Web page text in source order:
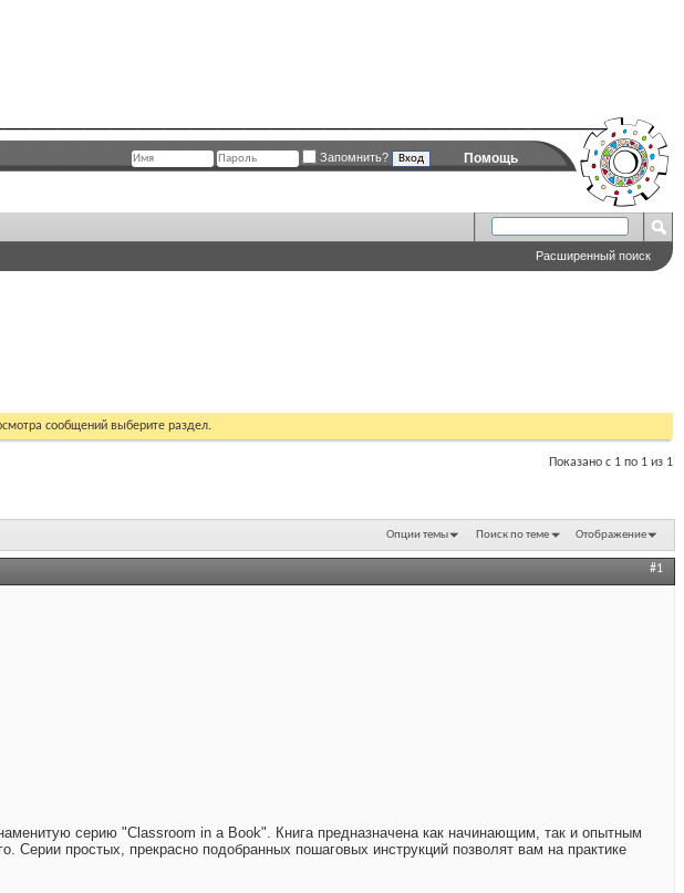
Помощь
Запомнить?
Расширенный поиск
сообщений выберите раздел.
Показано с 1 по 1 из 1
Опции темы Поиск по теме Отображение
#1
серию "Classroom in a Book". Книга предназначена как начинающим, так и опытным
простых, прекрасно подобранных пошаговых инструкций позволят вам на практике